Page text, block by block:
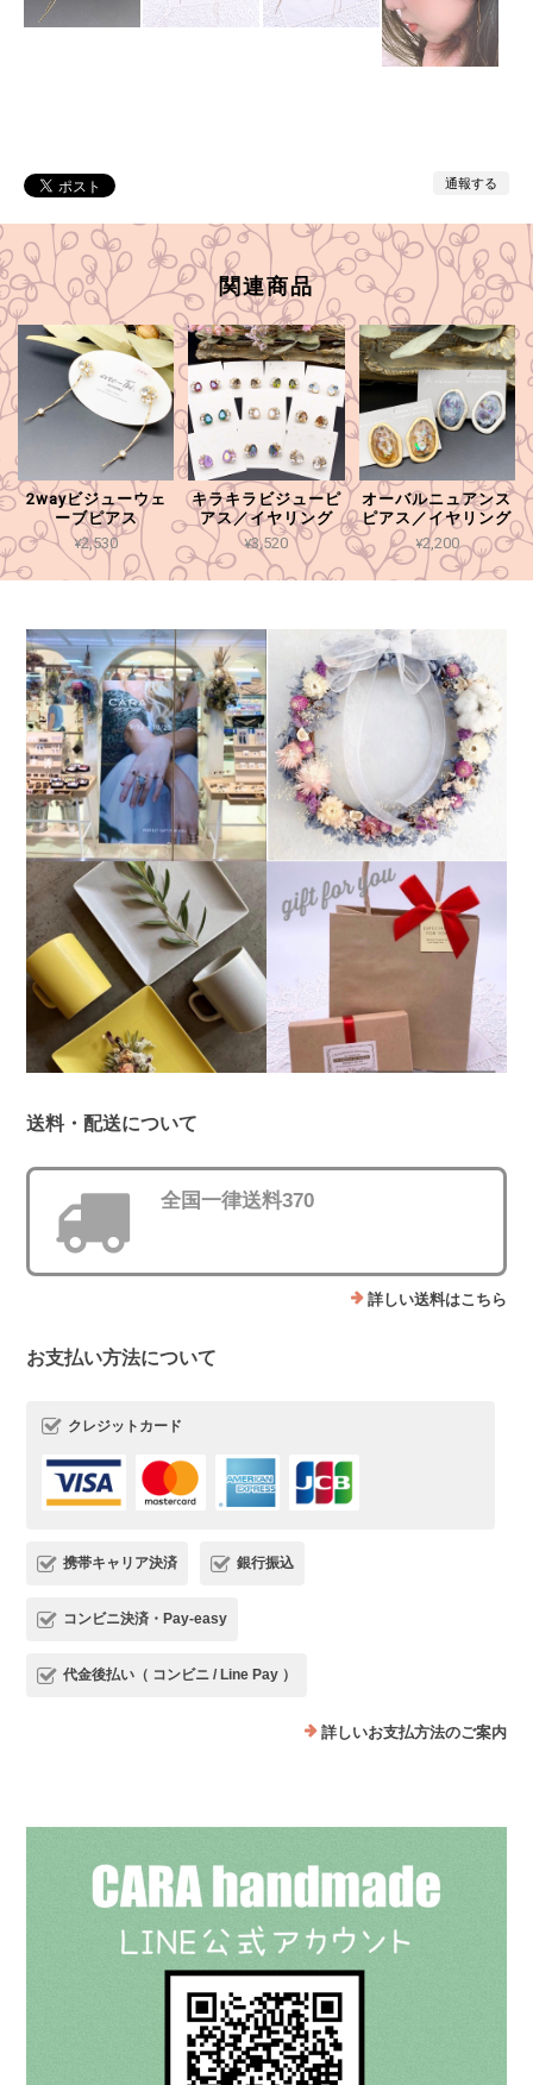
通報する
関連商品
2wayビジューウェ
ーブピアス
¥2,530
キラキラビジューピ
アス／イヤリング
¥3,520
オーバルニュアンス
ピアス／イヤリング
¥2,200
送料・配送について
全国一律送料370
詳しい送料はこちら
お支払い方法について
クレジットカード
携帯キャリア決済 銀行振込
コンビニ決済・Pay-easy
代金後払い（ コンビニ / Line Pay ）
詳しいお支払方法のご案内